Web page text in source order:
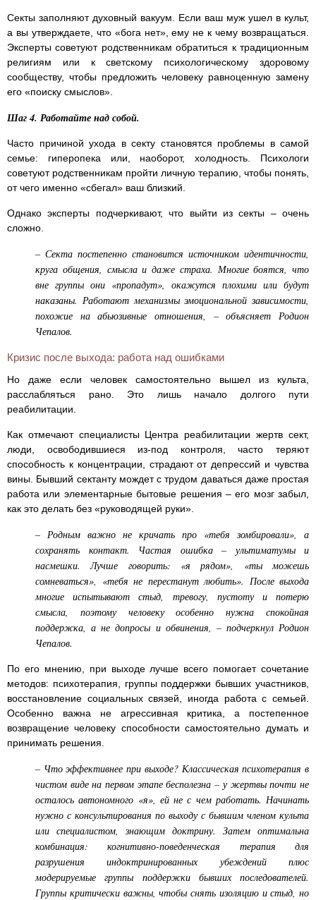
Секты заполняют духовный вакуум. Если ваш муж ушел в культ,
а вы утверждаете, что «бога нет», ему не к чему возвращаться.
Эксперты советуют родственникам обратиться к традиционным
религиям или к светскому психологическому здоровому
сообществу, чтобы предложить человеку равноценную замену
его «поиску смыслов».
Шаг 4. Работайте над собой.
Часто причиной ухода в секту становятся проблемы в самой
семье: гиперопека или, наоборот, холодность. Психологи
советуют родственникам пройти личную терапию, чтобы понять,
от чего именно «сбегал» ваш близкий.
Однако эксперты подчеркивают, что выйти из секты – очень
сложно.
– Секта постепенно становится источником идентичности,
круга общения, смысла и даже страха. Многие боятся, что
вне группы они «пропадут», окажутся плохими или будут
наказаны. Работают механизмы эмоциональной зависимости,
похожие на абьюзивные отношения, – объясняет Родион
Чепалов.
Кризис после выхода: работа над ошибками
Но даже если человек самостоятельно вышел из культа,
расслабляться рано. Это лишь начало долгого пути
реабилитации.
Как отмечают специалисты Центра реабилитации жертв сект,
люди, освободившиеся из-под контроля, часто теряют
способность к концентрации, страдают от депрессий и чувства
вины. Бывший сектанту мождет с трудом даваться даже простая
работа или элементарные бытовые решения – его мозг забыл,
как это делать без «руководящей руки».
– Родным важно не кричать про «тебя зомбировали», а
сохранять контакт. Частая ошибка – ультиматумы и
насмешки. Лучше говорить: «я рядом», «ты можешь
сомневаться», «тебя не перестанут любить». После выхода
многие испытывают стыд, тревогу, пустоту и потерю
смысла, поэтому человеку особенно нужна спокойная
поддержка, а не допросы и обвинения, – подчеркнул Родион
Чепалов.
По его мнению, при выходе лучше всего помогает сочетание
методов: психотерапия, группы поддержки бывших участников,
восстановление социальных связей, иногда работа с семьей.
Особенно важна не агрессивная критика, а постепенное
возвращение человеку способности самостоятельно думать и
принимать решения.
– Что эффективнее при выходе? Классическая психотерапия в
чистом виде на первом этапе бесполезна – у жертвы почти не
осталось автономного «я», ей не с чем работать. Начинать
нужно с консультирования по выходу с бывшим членом культа
или специалистом, знающим доктрину. Затем оптимальна
комбинация: когнитивно-поведенческая терапия для
разрушения индоктринированных убеждений плюс
модерируемые группы поддержки бывших последователей.
Группы критически важны, чтобы снять изоляцию и стыд, но